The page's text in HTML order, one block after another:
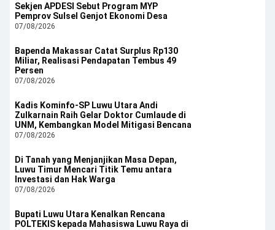
Sekjen APDESI Sebut Program MYP
Pemprov Sulsel Genjot Ekonomi Desa
07/08/2026
Bapenda Makassar Catat Surplus Rp130
Miliar, Realisasi Pendapatan Tembus 49
Persen
07/08/2026
Kadis Kominfo-SP Luwu Utara Andi
Zulkarnain Raih Gelar Doktor Cumlaude di
UNM, Kembangkan Model Mitigasi Bencana
07/08/2026
Di Tanah yang Menjanjikan Masa Depan,
Luwu Timur Mencari Titik Temu antara
Investasi dan Hak Warga
07/08/2026
Bupati Luwu Utara Kenalkan Rencana
POLTEKIS kepada Mahasiswa Luwu Raya di